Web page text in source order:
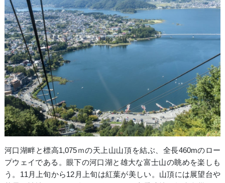
河口湖畔と標高1,075ｍの天上山山頂を結ぶ、全長460mのロー
プウェイである。眼下の河口湖と雄大な富士山の眺めを楽しも
う。11月上旬から12月上旬は紅葉が美しい。山頂には展望台や